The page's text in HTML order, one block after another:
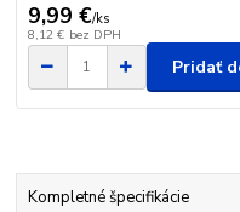
9,99 €/ks
8,12 € bez DPH
Pridať
Kompletné špecifikácie